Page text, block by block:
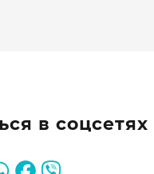
в соцсетях